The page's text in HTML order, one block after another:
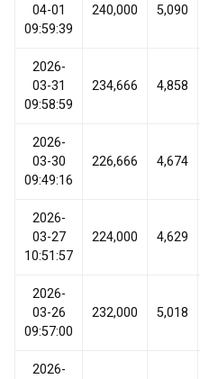
04-01
09:59:39
240,000 5,090
2026-
03-31
09:58:59
234,666 4,858
2026-
03-30
09:49:16
226,666 4,674
2026-
03-27
10:51:57
224,000 4,629
2026-
03-26
09:57:00
232,000 5,018
2026-